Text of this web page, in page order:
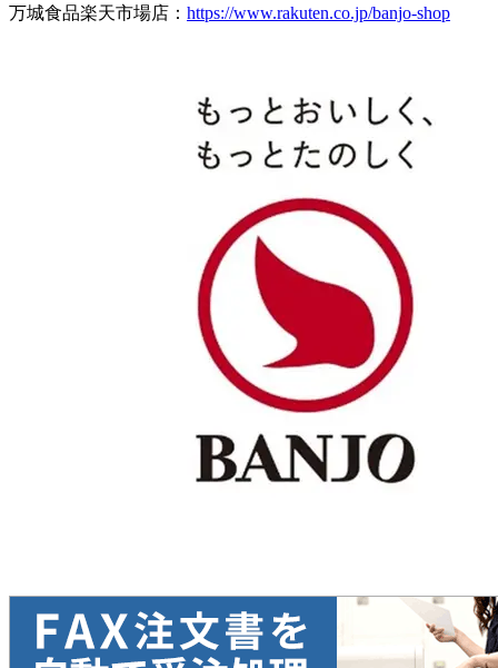
万城食品楽天市場店： https://www.rakuten.co.jp/banjo-shop